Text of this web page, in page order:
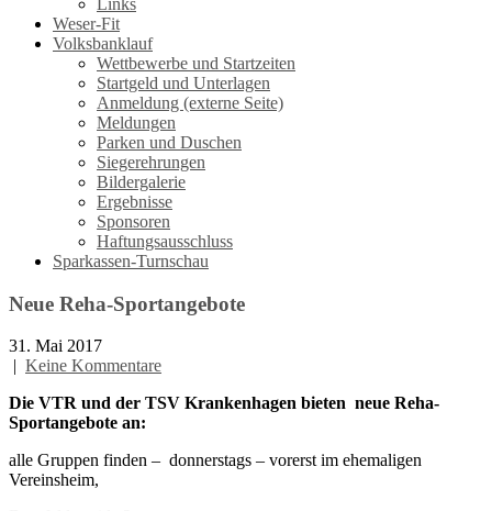
Weser-Fit
Volksbanklauf
Wettbewerbe und Startzeiten
Startgeld und Unterlagen
Anmeldung (externe Seite)
Meldungen
Parken und Duschen
Siegerehrungen
Bildergalerie
Ergebnisse
Sponsoren
Haftungsausschluss
Sparkassen-Turnschau
Neue Reha-Sportangebote
31. Mai 2017
| Keine Kommentare
Die VTR und der TSV Krankenhagen bieten neue Reha-
Sportangebote an:
alle Gruppen finden – donnerstags – vorerst im ehemaligen
Vereinsheim,